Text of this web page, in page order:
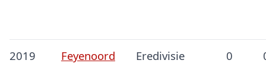
2019 Feyenoord Eredivisie 0